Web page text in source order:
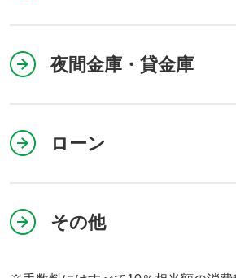
夜間金庫・貸金庫
ローン
その他